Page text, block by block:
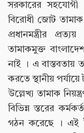
সরকারের সহযোগী
বিরোধী জোট তামাক
প্রধানমন্ত্রীর
তামাকমুক্ত
নাই । এ বাস্তবতায়
করতে স্থানীয়
উল্লেখ্য তামাক
বিভিন্ন স্তরের
গঠন করেছে । এই